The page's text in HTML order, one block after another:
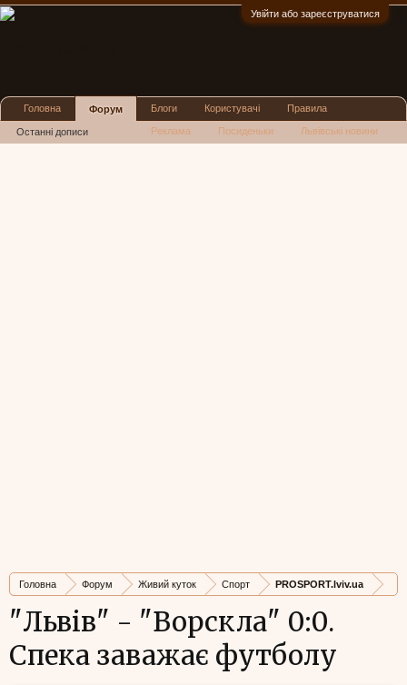
Увійти або зареєструватися
Головна Форум Живий куток Спорт PROSPORT.lviv.ua
"Львів" - "Ворскла" 0:0.
Спека заважає футболу
Головна Форум
Останні дописи
Блоги Користувачі Правила
Реклама Посиденьки Львівські новини